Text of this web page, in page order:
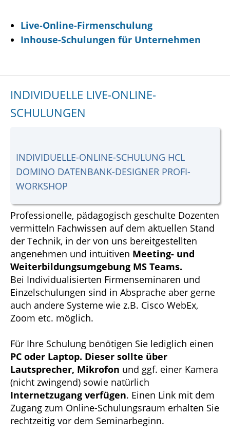
Live-Online-Firmenschulung
Inhouse-Schulungen für Unternehmen
INDIVIDUELLE LIVE-ONLINE-
SCHULUNGEN
INDIVIDUELLE-ONLINE-SCHULUNG HCL
DOMINO DATENBANK-DESIGNER PROFI-
WORKSHOP
Professionelle, pädagogisch geschulte Dozenten
vermitteln Fachwissen auf dem aktuellen Stand
der Technik, in der von uns bereitgestellten
angenehmen und intuitiven Meeting- und
Weiterbildungsumgebung MS Teams.
Bei Individualisierten Firmenseminaren und
Einzelschulungen sind in Absprache aber gerne
auch andere Systeme wie z.B. Cisco WebEx,
Zoom etc. möglich.
Für Ihre Schulung benötigen Sie lediglich einen
PC oder Laptop. Dieser sollte über
Lautsprecher, Mikrofon und ggf. einer Kamera
(nicht zwingend) sowie natürlich
Internetzugang verfügen. Einen Link mit dem
Zugang zum Online-Schulungsraum erhalten Sie
rechtzeitig vor dem Seminarbeginn.